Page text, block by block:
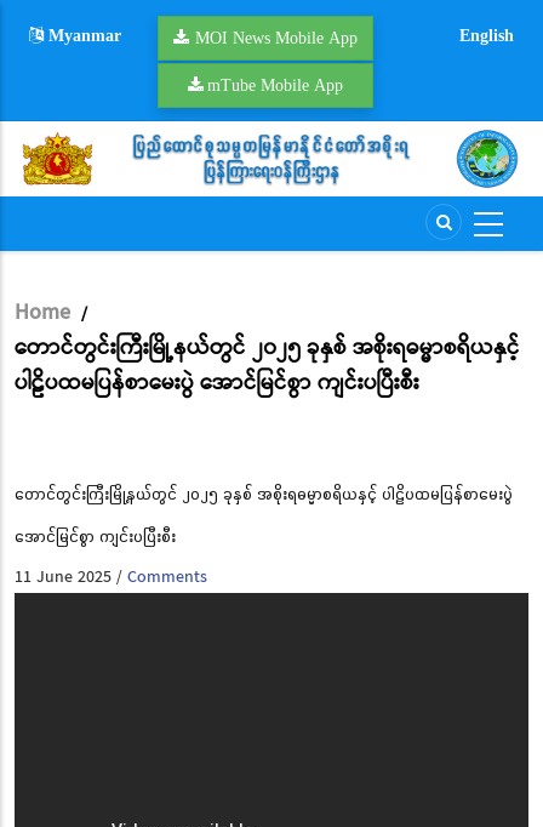
Myanmar MOI News Mobile App
mTube Mobile App
English
Breadcrumb
Home /
တောင်တွင်းကြီးမြို့နယ်တွင် ၂၀၂၅ ခုနှစ် အစိုးရဓမ္မာစရိယနှင့်
ပါဠိပထမပြန်စာမေးပွဲ အောင်မြင်စွာ ကျင်းပပြီးစီး
တောင်တွင်းကြီးမြို့နယ်တွင် ၂၀၂၅ ခုနှစ် အစိုးရဓမ္မာစရိယနှင့် ပါဠိပထမပြန်စာမေးပွဲ
အောင်မြင်စွာ ကျင်းပပြီးစီး
11 June 2025/Comments